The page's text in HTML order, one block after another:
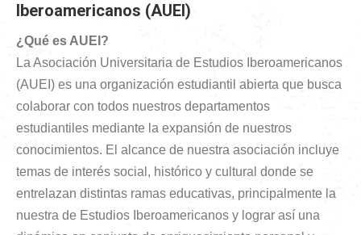
Iberoamericanos (AUEI)
¿Qué es AUEI?
La Asociación Universitaria de Estudios Iberoamericanos
(AUEI) es una organización estudiantil abierta que busca
colaborar con todos nuestros departamentos
estudiantiles mediante la expansión de nuestros
conocimientos. El alcance de nuestra asociación incluye
temas de interés social, histórico y cultural donde se
entrelazan distintas ramas educativas, principalmente la
nuestra de Estudios Iberoamericanos y lograr así una